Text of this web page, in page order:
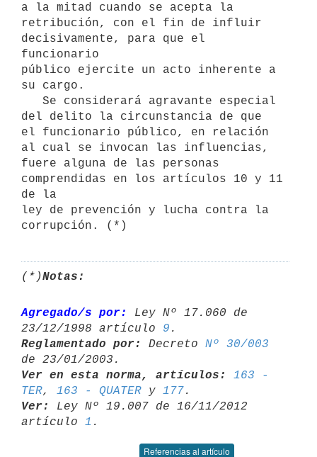
a la mitad cuando se acepta la
retribución, con el fin de influir
decisivamente, para que el
funcionario
público ejercite un acto inherente a
su cargo.
del delito la circunstancia de que
el funcionario público, en relación
al cual se invocan las influencias,
fuere alguna de las personas
comprendidas en los artículos 10 y 11
de la
ley de prevención y lucha contra la
(*)Notas:
Agregado/s por:
Ley Nº 17.060 de
23/12/1998 artículo 9
Reglamentado por:
Decreto Nº 30/003
Ver en esta norma, artículos:
163 -
TER, 163 - QUATER y 177
Ver:
Ley Nº 19.007 de 16/11/2012
artículo 1
Referencias al artículo